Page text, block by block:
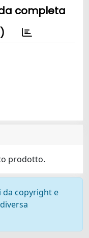
completa
prodotto.
da copyright e